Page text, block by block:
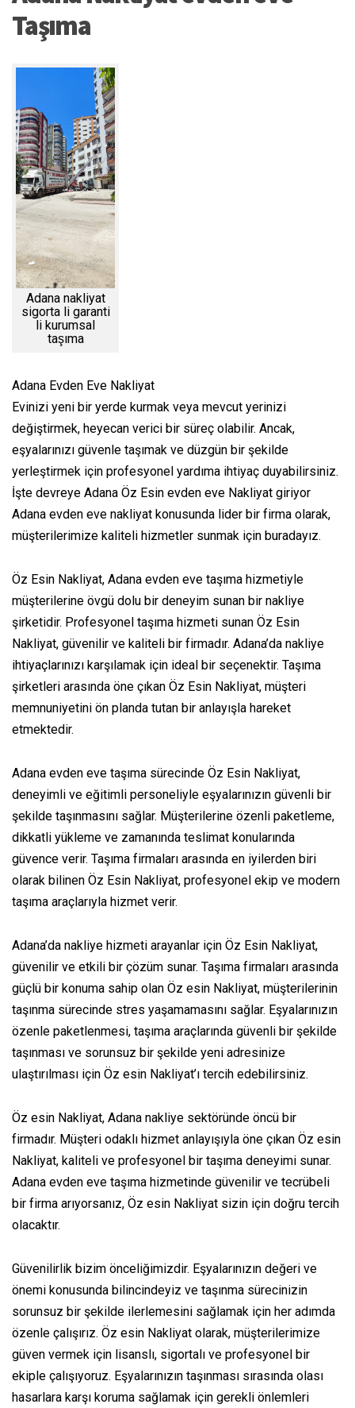
Taşıma
Adana nakliyat
sigorta li garanti
li kurumsal
taşıma
Adana Evden Eve Nakliyat
Evinizi yeni bir yerde kurmak veya mevcut yerinizi
değiştirmek, heyecan verici bir süreç olabilir. Ancak,
eşyalarınızı güvenle taşımak ve düzgün bir şekilde
yerleştirmek için profesyonel yardıma ihtiyaç duyabilirsiniz.
İşte devreye Adana Öz Esin evden eve Nakliyat giriyor
Adana evden eve nakliyat konusunda lider bir firma olarak,
müşterilerimize kaliteli hizmetler sunmak için buradayız.
Öz Esin Nakliyat, Adana evden eve taşıma hizmetiyle
müşterilerine övgü dolu bir deneyim sunan bir nakliye
şirketidir. Profesyonel taşıma hizmeti sunan Öz Esin
Nakliyat, güvenilir ve kaliteli bir firmadır. Adana’da nakliye
ihtiyaçlarınızı karşılamak için ideal bir seçenektir. Taşıma
şirketleri arasında öne çıkan Öz Esin Nakliyat, müşteri
memnuniyetini ön planda tutan bir anlayışla hareket
etmektedir.
Adana evden eve taşıma sürecinde Öz Esin Nakliyat,
deneyimli ve eğitimli personeliyle eşyalarınızın güvenli bir
şekilde taşınmasını sağlar. Müşterilerine özenli paketleme,
dikkatli yükleme ve zamanında teslimat konularında
güvence verir. Taşıma firmaları arasında en iyilerden biri
olarak bilinen Öz Esin Nakliyat, profesyonel ekip ve modern
taşıma araçlarıyla hizmet verir.
Adana’da nakliye hizmeti arayanlar için Öz Esin Nakliyat,
güvenilir ve etkili bir çözüm sunar. Taşıma firmaları arasında
güçlü bir konuma sahip olan Öz esin Nakliyat, müşterilerinin
taşınma sürecinde stres yaşamamasını sağlar. Eşyalarınızın
özenle paketlenmesi, taşıma araçlarında güvenli bir şekilde
taşınması ve sorunsuz bir şekilde yeni adresinize
ulaştırılması için Öz esin Nakliyat’ı tercih edebilirsiniz.
Öz esin Nakliyat, Adana nakliye sektöründe öncü bir
firmadır. Müşteri odaklı hizmet anlayışıyla öne çıkan Öz esin
Nakliyat, kaliteli ve profesyonel bir taşıma deneyimi sunar.
Adana evden eve taşıma hizmetinde güvenilir ve tecrübeli
bir firma arıyorsanız, Öz esin Nakliyat sizin için doğru tercih
olacaktır.
Güvenilirlik bizim önceliğimizdir. Eşyalarınızın değeri ve
önemi konusunda bilincindeyiz ve taşınma sürecinizin
sorunsuz bir şekilde ilerlemesini sağlamak için her adımda
özenle çalışırız. Öz esin Nakliyat olarak, müşterilerimize
güven vermek için lisanslı, sigortalı ve profesyonel bir
ekiple çalışıyoruz. Eşyalarınızın taşınması sırasında olası
hasarlara karşı koruma sağlamak için gerekli önlemleri